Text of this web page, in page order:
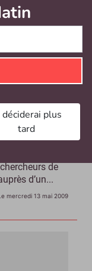
peu
n’est pas
de
d’un...
mercredi 13 mai 2009
déciderai plus
tard